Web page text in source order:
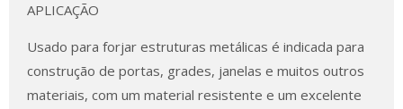
APLICAÇÃO
Usado para forjar estruturas metálicas é indicada para
construção de portas, grades, janelas e muitos outros
materiais, com um material resistente e um excelente